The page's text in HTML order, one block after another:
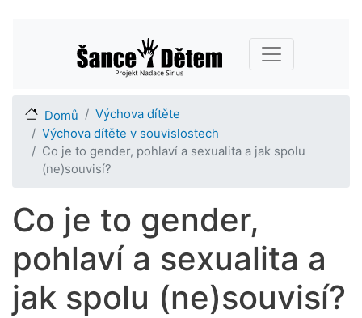
hlavnímu
obsahu
Main navigation
Domů
Výchova dítěte
Výchova dítěte v souvislostech
Co je to gender, pohlaví a sexualita a jak spolu
(ne)souvisí?
Co je to gender,
pohlaví a sexualita a
jak spolu (ne)souvisí?